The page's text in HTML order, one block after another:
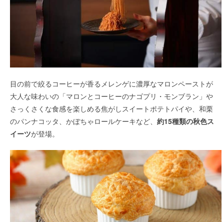
目の前で絞るコーヒーが香るメレンゲに濃厚なマロンペーストが
大人な味わいの「マロンとコーヒーのナゴプリ・モンブラン」や
さっくさくな食感を楽しめる焦がしスイートポテトパイや、和栗
のパンナコッタ、かぼちゃロールケーキなど、 約15種類の秋色ス
イーツが登場。